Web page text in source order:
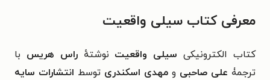
معرفی کتاب سیلی واقعیت
کتاب الکترونیکی سیلی واقعیت نوشتهٔراس هریس با
ترجمۀ علی صاحبی و مهدی اسکندری توسط انتشارات سایه